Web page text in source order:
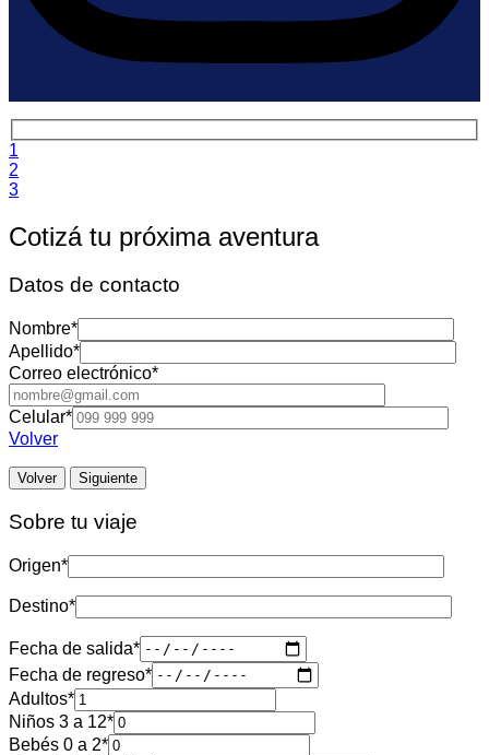
1
2
3
Cotizá tu próxima aventura
Datos de contacto
Nombre*
Apellido*
Correo electrónico*
Celular*
Volver
Volver Siguiente
Sobre tu viaje
Origen*
Destino*
Fecha de salida*
Fecha de regreso*
Adultos*
Niños 3 a 12*
Bebés 0 a 2*